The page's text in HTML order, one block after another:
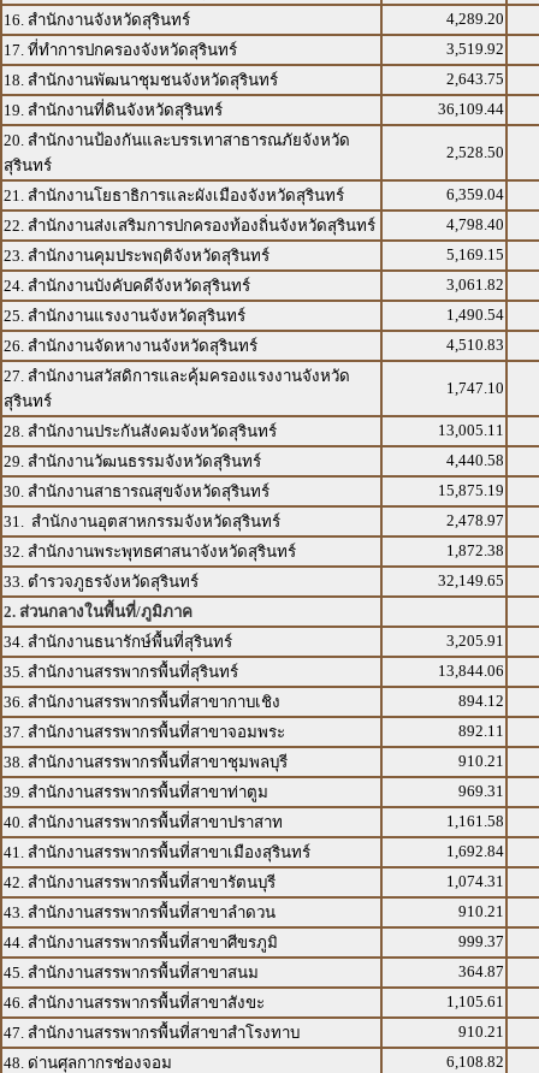
16. สำนักงานจังหวัดสุรินทร์
4,289.20
17. ที่ทำการปกครองจังหวัดสุรินทร์
3,519.92
18. สำนักงานพัฒนาชุมชนจังหวัดสุรินทร์
2,643.75
19. สำนักงานที่ดินจังหวัดสุรินทร์
36,109.44
20. สำนักงานป้องกันและบรรเทาสาธารณภัยจังหวัด
สุรินทร์
2,528.50
21. สำนักงานโยธาธิการและผังเมืองจังหวัดสุรินทร์
6,359.04
22. สำนักงานส่งเสริมการปกครองท้องถิ่นจังหวัดสุรินทร์
4,798.40
23. สำนักงานคุมประพฤติจังหวัดสุรินทร์
5,169.15
24. สำนักงานบังคับคดีจังหวัดสุรินทร์
3,061.82
25. สำนักงานแรงงานจังหวัดสุรินทร์
1,490.54
26. สำนักงานจัดหางานจังหวัดสุรินทร์
4,510.83
27. สำนักงานสวัสดิการและคุ้มครองแรงงานจังหวัด
สุรินทร์
1,747.10
28. สำนักงานประกันสังคมจังหวัดสุรินทร์
13,005.11
29. สำนักงานวัฒนธรรมจังหวัดสุรินทร์
4,440.58
30. สำนักงานสาธารณสุขจังหวัดสุรินทร์
15,875.19
31. สำนักงานอุตสาหกรรมจังหวัดสุรินทร์
2,478.97
32. สำนักงานพระพุทธศาสนาจังหวัดสุรินทร์
1,872.38
33. ตำรวจภูธรจังหวัดสุรินทร์
32,149.65
2. ส่วนกลางในพื้นที่/ภูมิภาค
34. สำนักงานธนารักษ์พื้นที่สุรินทร์
3,205.91
35. สำนักงานสรรพากรพื้นที่สุรินทร์
13,844.06
36. สำนักงานสรรพากรพื้นที่สาขากาบเชิง
894.12
37. สำนักงานสรรพากรพื้นที่สาขาจอมพระ
892.11
38. สำนักงานสรรพากรพื้นที่สาขาชุมพลบุรี
910.21
39. สำนักงานสรรพากรพื้นที่สาขาท่าตูม
969.31
40. สำนักงานสรรพากรพื้นที่สาขาปราสาท
1,161.58
41. สำนักงานสรรพากรพื้นที่สาขาเมืองสุรินทร์
1,692.84
42. สำนักงานสรรพากรพื้นที่สาขารัตนบุรี
1,074.31
43. สำนักงานสรรพากรพื้นที่สาขาลำดวน
910.21
44. สำนักงานสรรพากรพื้นที่สาขาศีขรภูมิ
999.37
45. สำนักงานสรรพากรพื้นที่สาขาสนม
364.87
46. สำนักงานสรรพากรพื้นที่สาขาสังขะ
1,105.61
47. สำนักงานสรรพากรพื้นที่สาขาสำโรงทาบ
910.21
48. ด่านศุลกากรช่องจอม
6,108.82